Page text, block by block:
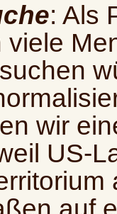
: Als
viele
wir
US-